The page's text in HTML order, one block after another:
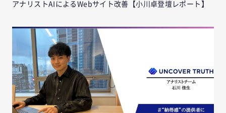
アナリストAIによるWebサイト改善【小川卓登壇レポート】